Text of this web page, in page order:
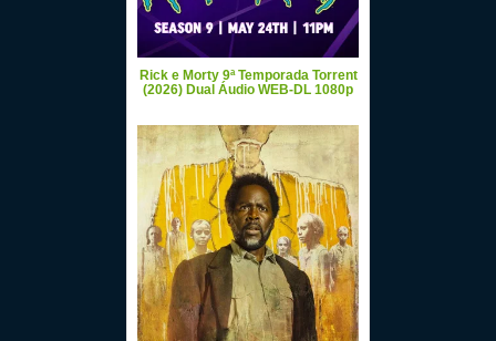
Rick e Morty 9ª Temporada Torrent
(2026) Dual Áudio WEB-DL 1080p